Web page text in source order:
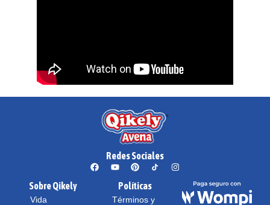
Redes Sociales
Sobre Qikely
Vida
Políticas
Términos y